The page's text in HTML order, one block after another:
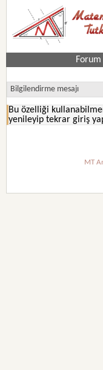
Forum
Bilgilendirme mesajı
Bu özelliği
yenileyip tekrar giriş
MT